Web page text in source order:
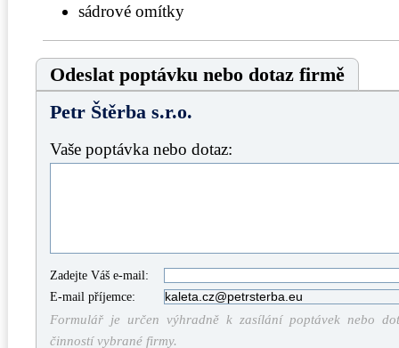
sádrové omítky
Odeslat poptávku nebo dotaz firmě
Petr Štěrba s.r.o.
Vaše poptávka nebo dotaz:
Zadejte Váš e-mail:
E-mail příjemce:
Formulář je určen výhradně k zasílání poptávek nebo
činností vybrané firmy.